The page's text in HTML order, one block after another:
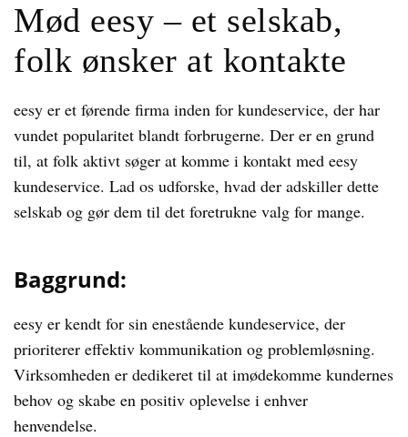
Mød eesy – et selskab,
folk ønsker at kontakte
eesy er et førende firma inden for kundeservice, der har
vundet popularitet blandt forbrugerne. Der er en grund
til, at folk aktivt søger at komme i kontakt med eesy
kundeservice. Lad os udforske, hvad der adskiller dette
selskab og gør dem til det foretrukne valg for mange.
Baggrund:
eesy er kendt for sin enestående kundeservice, der
prioriterer effektiv kommunikation og problemløsning.
Virksomheden er dedikeret til at imødekomme kundernes
behov og skabe en positiv oplevelse i enhver
henvendelse.